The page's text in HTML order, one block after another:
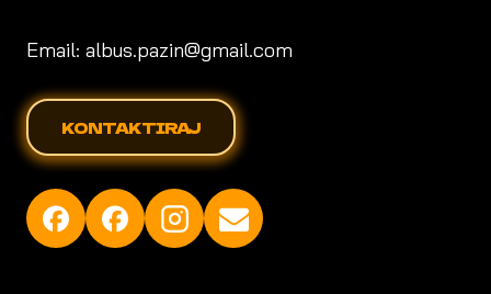
Email: albus.pazin@gmail.com
KONTAKTIRAJ